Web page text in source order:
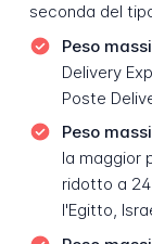
seconda del
Peso
Delivery
Poste
Peso
la maggior
ridotto a
l'Egitto,